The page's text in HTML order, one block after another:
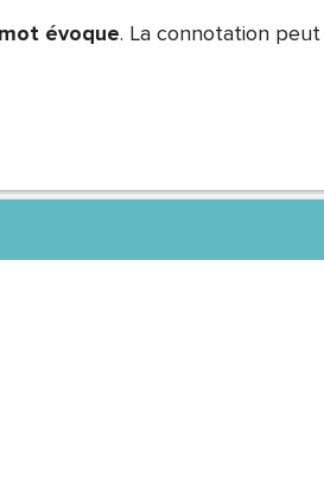
évoque. La connotation